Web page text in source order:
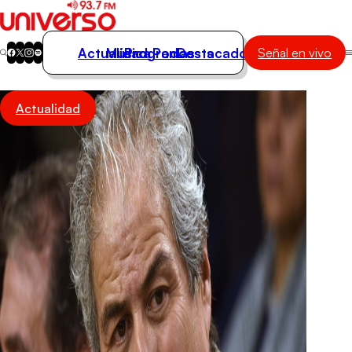
Actualidad
Música
Programas
Podcasts
Destacados
Actualidad
Música
Programas
Podcasts
Destacados Señal en vivo
Actualidad